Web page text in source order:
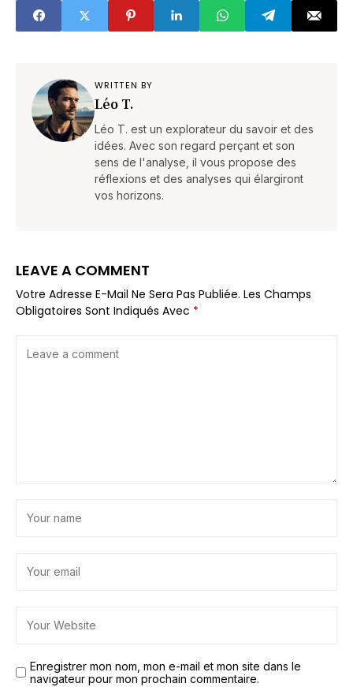
presque tous les
jardiniers oublient
WRITTEN BY
Léo T.
Léo T. est un explorateur du savoir et des
idées. Avec son regard perçant et son
sens de l'analyse, il vous propose des
réflexions et des analyses qui élargiront
vos horizons.
LEAVE A COMMENT
Votre Adresse E-Mail Ne Sera Pas Publiée. Les Champs
Obligatoires Sont Indiqués Avec *
Enregistrer mon nom, mon e-mail et mon site dans le
navigateur pour mon prochain commentaire.